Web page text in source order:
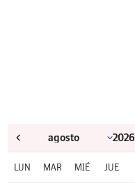
LUN MAR MIÉ JUE